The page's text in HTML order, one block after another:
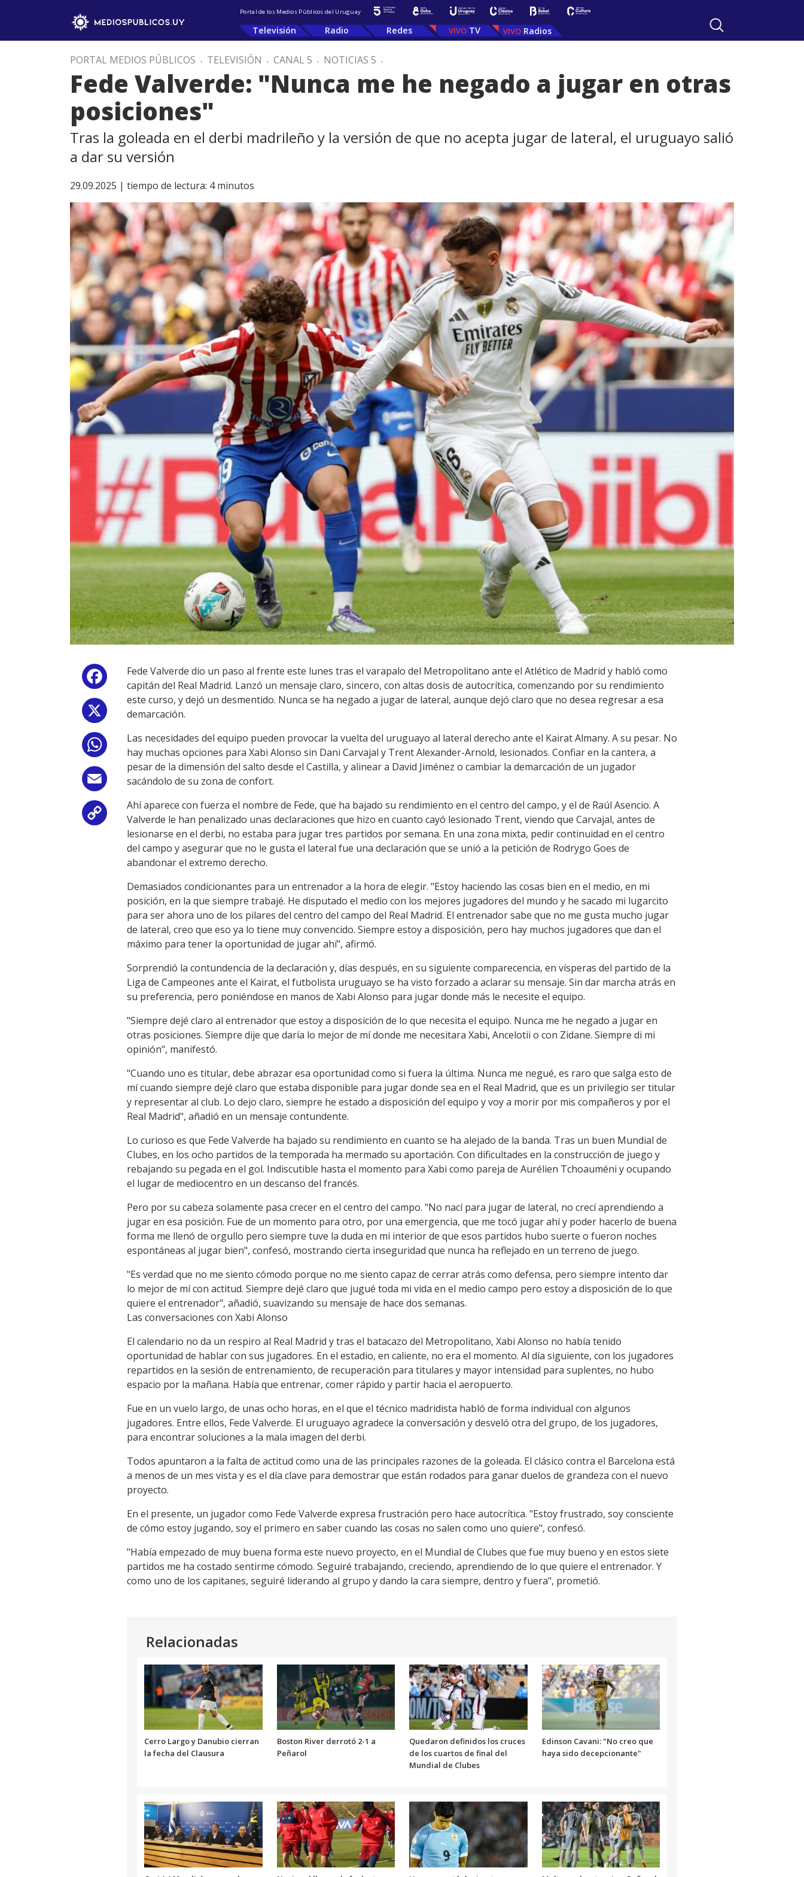
Portal de los Medios Públicos del Uruguay
Televisión Radio Redes TV Radios
PORTAL MEDIOS PÚBLICOS . TELEVISIÓN . CANAL 5 . NOTICIAS 5 .
Fede Valverde: "Nunca me he negado a jugar en otras
posiciones"
Tras la goleada en el derbi madrileño y la versión de que no acepta jugar de lateral, el uruguayo salió
a dar su versión
29.09.2025 | tiempo de lectura: 4 minutos
Facebook
WhatsApp
Email
Copy
Link
Fede Valverde dio un paso al frente este lunes tras el varapalo del Metropolitano ante el Atlético de Madrid y habló como
capitán del Real Madrid. Lanzó un mensaje claro, sincero, con altas dosis de autocrítica, comenzando por su rendimiento
este curso, y dejó un desmentido. Nunca se ha negado a jugar de lateral, aunque dejó claro que no desea regresar a esa
demarcación.
Las necesidades del equipo pueden provocar la vuelta del uruguayo al lateral derecho ante el Kairat Almany. A su pesar. No
hay muchas opciones para Xabi Alonso sin Dani Carvajal y Trent Alexander-Arnold, lesionados. Confiar en la cantera, a
pesar de la dimensión del salto desde el Castilla, y alinear a David Jiménez o cambiar la demarcación de un jugador
sacándolo de su zona de confort.
Ahí aparece con fuerza el nombre de Fede, que ha bajado su rendimiento en el centro del campo, y el de Raúl Asencio. A
Valverde le han penalizado unas declaraciones que hizo en cuanto cayó lesionado Trent, viendo que Carvajal, antes de
lesionarse en el derbi, no estaba para jugar tres partidos por semana. En una zona mixta, pedir continuidad en el centro
del campo y asegurar que no le gusta el lateral fue una declaración que se unió a la petición de Rodrygo Goes de
abandonar el extremo derecho.
Demasiados condicionantes para un entrenador a la hora de elegir. "Estoy haciendo las cosas bien en el medio, en mi
posición, en la que siempre trabajé. He disputado el medio con los mejores jugadores del mundo y he sacado mi lugarcito
para ser ahora uno de los pilares del centro del campo del Real Madrid. El entrenador sabe que no me gusta mucho jugar
de lateral, creo que eso ya lo tiene muy convencido. Siempre estoy a disposición, pero hay muchos jugadores que dan el
máximo para tener la oportunidad de jugar ahí", afirmó.
Sorprendió la contundencia de la declaración y, días después, en su siguiente comparecencia, en vísperas del partido de la
Liga de Campeones ante el Kairat, el futbolista uruguayo se ha visto forzado a aclarar su mensaje. Sin dar marcha atrás en
su preferencia, pero poniéndose en manos de Xabi Alonso para jugar donde más le necesite el equipo.
"Siempre dejé claro al entrenador que estoy a disposición de lo que necesita el equipo. Nunca me he negado a jugar en
otras posiciones. Siempre dije que daría lo mejor de mí donde me necesitara Xabi, Ancelotii o con Zidane. Siempre di mi
opinión", manifestó.
"Cuando uno es titular, debe abrazar esa oportunidad como si fuera la última. Nunca me negué, es raro que salga esto de
mí cuando siempre dejé claro que estaba disponible para jugar donde sea en el Real Madrid, que es un privilegio ser titular
y representar al club. Lo dejo claro, siempre he estado a disposición del equipo y voy a morir por mis compañeros y por el
Real Madrid", añadió en un mensaje contundente.
Lo curioso es que Fede Valverde ha bajado su rendimiento en cuanto se ha alejado de la banda. Tras un buen Mundial de
Clubes, en los ocho partidos de la temporada ha mermado su aportación. Con dificultades en la construcción de juego y
rebajando su pegada en el gol. Indiscutible hasta el momento para Xabi como pareja de Aurélien Tchoauméni y ocupando
el lugar de mediocentro en un descanso del francés.
Pero por su cabeza solamente pasa crecer en el centro del campo. "No nací para jugar de lateral, no crecí aprendiendo a
jugar en esa posición. Fue de un momento para otro, por una emergencia, que me tocó jugar ahí y poder hacerlo de buena
forma me llenó de orgullo pero siempre tuve la duda en mi interior de que esos partidos hubo suerte o fueron noches
espontáneas al jugar bien", confesó, mostrando cierta inseguridad que nunca ha reflejado en un terreno de juego.
"Es verdad que no me siento cómodo porque no me siento capaz de cerrar atrás como defensa, pero siempre intento dar
lo mejor de mí con actitud. Siempre dejé claro que jugué toda mi vida en el medio campo pero estoy a disposición de lo que
quiere el entrenador", añadió, suavizando su mensaje de hace dos semanas.
Las conversaciones con Xabi Alonso
El calendario no da un respiro al Real Madrid y tras el batacazo del Metropolitano, Xabi Alonso no había tenido
oportunidad de hablar con sus jugadores. En el estadio, en caliente, no era el momento. Al día siguiente, con los jugadores
repartidos en la sesión de entrenamiento, de recuperación para titulares y mayor intensidad para suplentes, no hubo
espacio por la mañana. Había que entrenar, comer rápido y partir hacia el aeropuerto.
Fue en un vuelo largo, de unas ocho horas, en el que el técnico madridista habló de forma individual con algunos
jugadores. Entre ellos, Fede Valverde. El uruguayo agradece la conversación y desveló otra del grupo, de los jugadores,
para encontrar soluciones a la mala imagen del derbi.
Todos apuntaron a la falta de actitud como una de las principales razones de la goleada. El clásico contra el Barcelona está
a menos de un mes vista y es el día clave para demostrar que están rodados para ganar duelos de grandeza con el nuevo
proyecto.
En el presente, un jugador como Fede Valverde expresa frustración pero hace autocrítica. "Estoy frustrado, soy consciente
de cómo estoy jugando, soy el primero en saber cuando las cosas no salen como uno quiere", confesó.
"Había empezado de muy buena forma este nuevo proyecto, en el Mundial de Clubes que fue muy bueno y en estos siete
partidos me ha costado sentirme cómodo. Seguiré trabajando, creciendo, aprendiendo de lo que quiere el entrenador. Y
como uno de los capitanes, seguiré liderando al grupo y dando la cara siempre, dentro y fuera", prometió.
Relacionadas
Cerro Largo y Danubio cierran
la fecha del Clausura
Boston River derrotó 2-1 a
Peñarol
Quedaron definidos los cruces
de los cuartos de final del
Mundial de Clubes
Edinson Cavani: "No creo que
haya sido decepcionante"